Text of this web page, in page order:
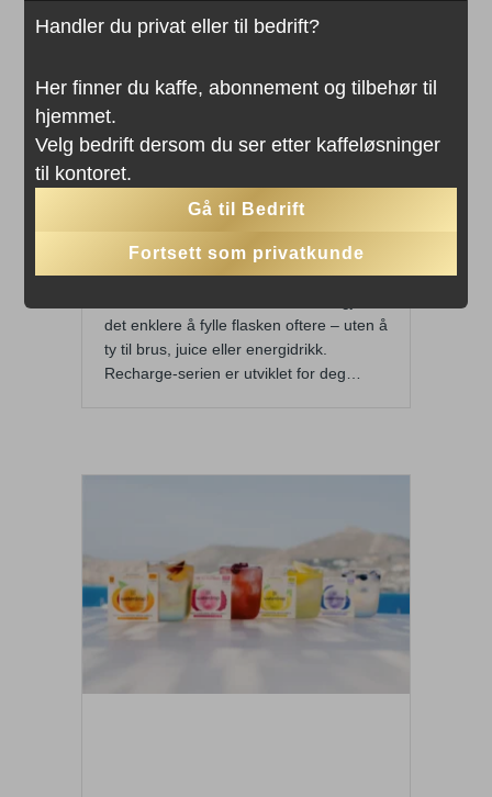
– sukkerfri hydrering med
elektrolytter
AvJulia Ulriksen | 19. juni 2026
Waterdrop Recharge med elektrolytter!
God hydrering er viktig gjennom hele
førstevalget når man ønsker noe friskt
og smakfullt. Med Waterdrop Recharge
det enklere å fylle flasken oftere – uten å
ty til brus, juice eller energidrikk.
Recharge-serien er utviklet for deg…
Handler du privat eller til bedrift?
Her finner du kaffe, abonnement og tilbehør til
hjemmet.
Velg bedrift dersom du ser etter kaffeløsninger
til kontoret.
Gå til Bedrift
Fortsett som privatkunde